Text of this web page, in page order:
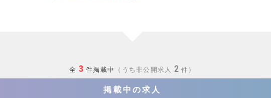
全 3 件掲載中 うち非公開求人 2 件
掲載中の求人